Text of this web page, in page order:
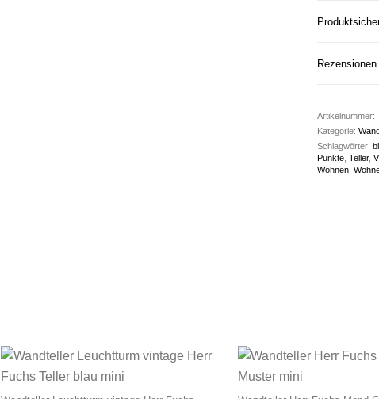
Rezensionen
Artikelnummer:
Kategorie:
Schlagwörter:
Punkte, Teller,
Wohnen,